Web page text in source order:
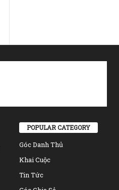
POPULAR CATEGORY
Góc Danh Thủ
Khai Cuộc
Tin Tức